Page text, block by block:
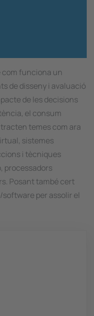
com funciona un
de disseny i avaluació
de les decisions
el consum
temes com ara
sistemes
i tècniques
processadors
Posant també cert
per assolir el